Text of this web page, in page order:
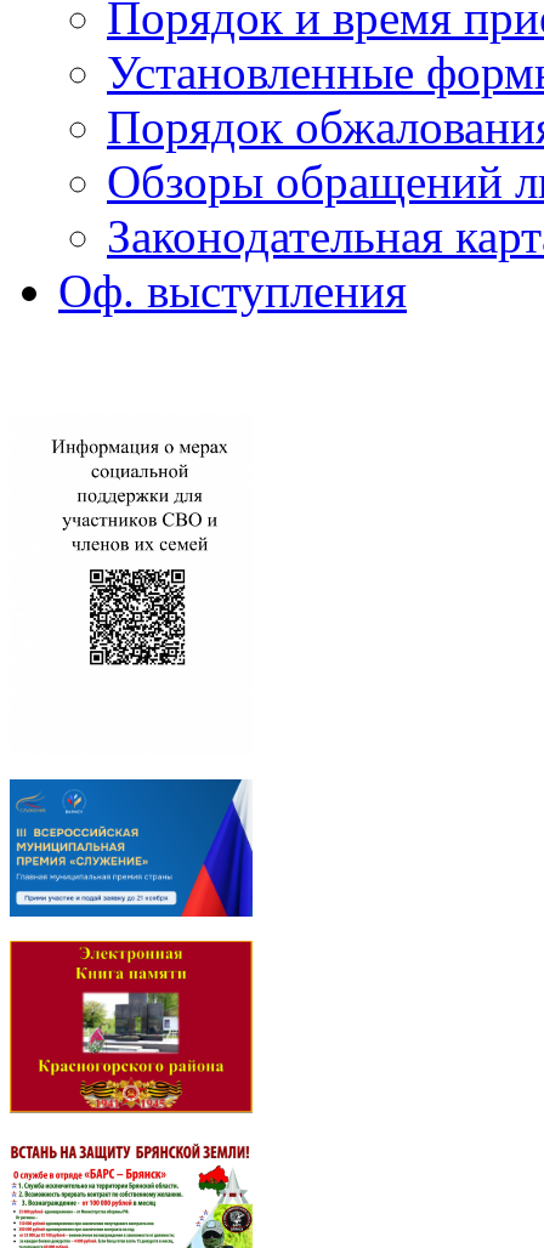
Порядок и время
Установленные
Порядок
Обзоры обращений
Законодательная
Оф. выступления